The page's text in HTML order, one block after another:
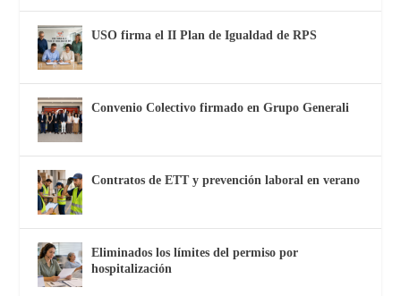
USO firma el II Plan de Igualdad de RPS
Convenio Colectivo firmado en Grupo Generali
Contratos de ETT y prevención laboral en verano
Eliminados los límites del permiso por
hospitalización